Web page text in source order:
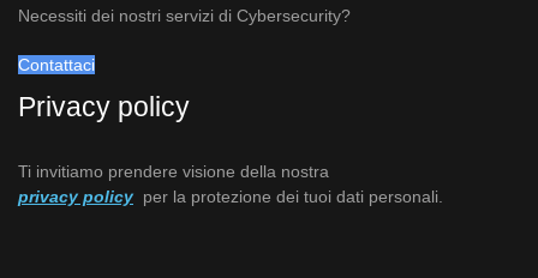
Necessiti dei nostri servizi di Cybersecurity?
Contattaci
Privacy policy
Ti invitiamo prendere visione della nostra
privacy policy per la protezione dei tuoi dati personali.